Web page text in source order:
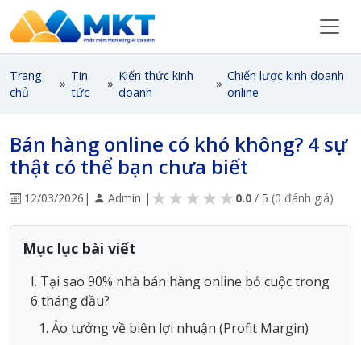
Trang
chủ
»
Tin
tức
»
Kiến thức kinh
doanh
»
Chiến lược kinh doanh
online
Bán hàng online có khó không? 4 sự
thật có thể bạn chưa biết
12/03/2026 | Admin | ★
★
★
★
★ 0.0 / 5 (0 đánh giá)
Mục lục bài viết
I. Tại sao 90% nhà bán hàng online bỏ cuộc trong
6 tháng đầu?
1. Ảo tưởng về biên lợi nhuận (Profit Margin)